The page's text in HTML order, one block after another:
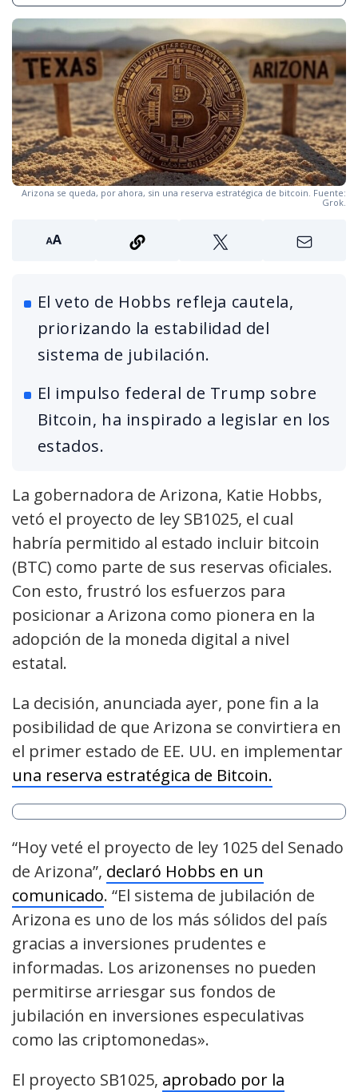
Arizona se queda, por ahora, sin una reserva estratégica de bitcoin. Fuente:
Grok.
El veto de Hobbs refleja cautela,
priorizando la estabilidad del
sistema de jubilación.
El impulso federal de Trump sobre
Bitcoin, ha inspirado a legislar en los
estados.
La gobernadora de Arizona, Katie Hobbs,
vetó el proyecto de ley SB1025, el cual
habría permitido al estado incluir bitcoin
(BTC) como parte de sus reservas oficiales.
Con esto, frustró los esfuerzos para
posicionar a Arizona como pionera en la
adopción de la moneda digital a nivel
estatal.
La decisión, anunciada ayer, pone fin a la
posibilidad de que Arizona se convirtiera en
el primer estado de EE. UU. en implementar
una reserva estratégica de Bitcoin.
“Hoy veté el proyecto de ley 1025 del Senado
de Arizona”, declaró Hobbs en un
comunicado. “El sistema de jubilación de
Arizona es uno de los más sólidos del país
gracias a inversiones prudentes e
informadas. Los arizonenses no pueden
permitirse arriesgar sus fondos de
jubilación en inversiones especulativas
como las criptomonedas».
El proyecto SB1025, aprobado por la